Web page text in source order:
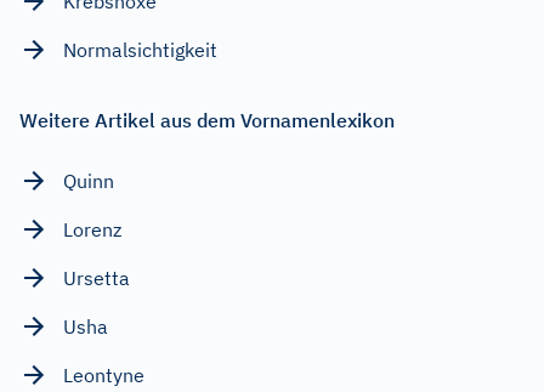
Normalsichtigkeit
Weitere Artikel aus dem Vornamenlexikon
Quinn
Lorenz
Ursetta
Usha
Leontyne